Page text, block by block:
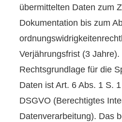
übermittelten Daten zum
Dokumentation bis zum
Verjährungsfrist (3 Jahre).
Rechtsgrundlage für die
Daten ist Art. 6 Abs. 1 S.
DSGVO (Berechtigtes
Datenverarbeitung). Das